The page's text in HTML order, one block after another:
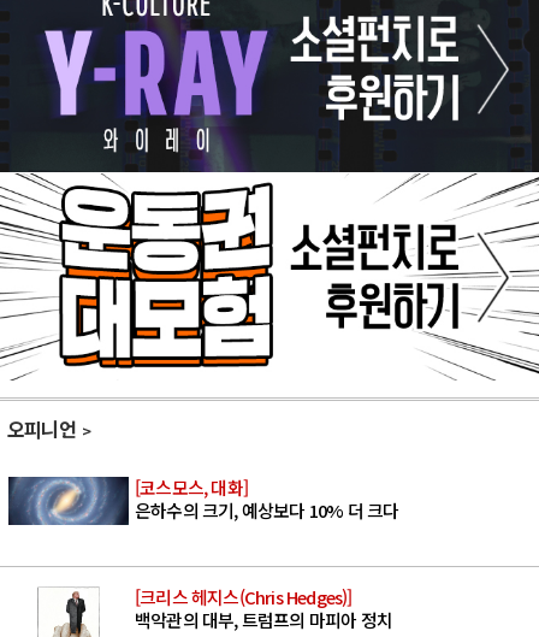
오피니언
[코스모스, 대화]
은하수의 크기, 예상보다 10% 더 크다
[크리스 헤지스(Chris Hedges)]
백악관의 대부, 트럼프의 마피아 정치